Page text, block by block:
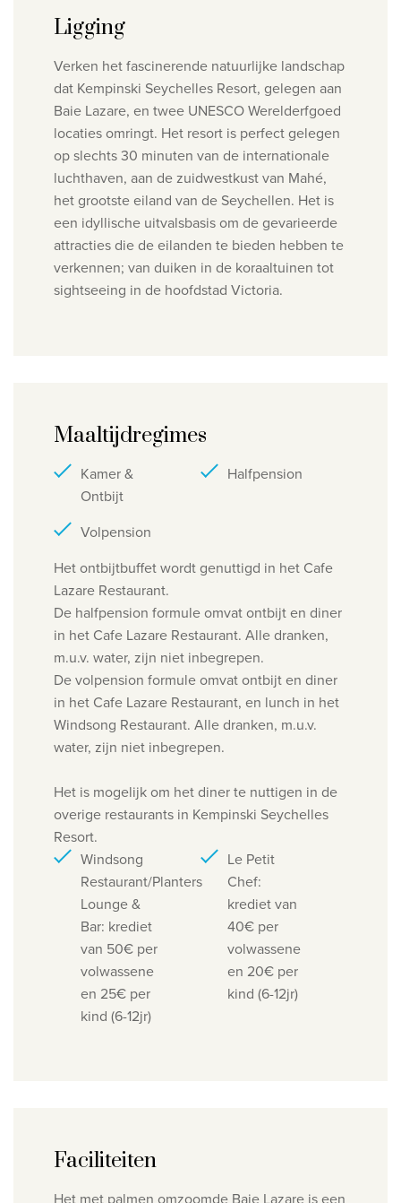
Ligging
Verken het fascinerende natuurlijke landschap
dat Kempinski Seychelles Resort, gelegen aan
Baie Lazare, en twee UNESCO Werelderfgoed
locaties omringt. Het resort is perfect gelegen
op slechts 30 minuten van de internationale
luchthaven, aan de zuidwestkust van Mahé,
het grootste eiland van de Seychellen. Het is
een idyllische uitvalsbasis om de gevarieerde
attracties die de eilanden te bieden hebben te
verkennen; van duiken in de koraaltuinen tot
sightseeing in de hoofdstad Victoria.
Maaltijdregimes
Kamer &
Ontbijt
Halfpension
Volpension
Het ontbijtbuffet wordt genuttigd in het Cafe
Lazare Restaurant.
De halfpension formule omvat ontbijt en diner
in het Cafe Lazare Restaurant. Alle dranken,
m.u.v. water, zijn niet inbegrepen.
De volpension formule omvat ontbijt en diner
in het Cafe Lazare Restaurant, en lunch in het
Windsong Restaurant. Alle dranken, m.u.v.
water, zijn niet inbegrepen.
Het is mogelijk om het diner te nuttigen in de
overige restaurants in Kempinski Seychelles
Resort.
Windsong
Restaurant/Planters
Lounge &
Bar: krediet
van 50€ per
volwassene
en 25€ per
kind (6-12jr)
Le Petit
Chef:
krediet van
40€ per
volwassene
en 20€ per
kind (6-12jr)
Faciliteiten
Het met palmen omzoomde Baie Lazare is een